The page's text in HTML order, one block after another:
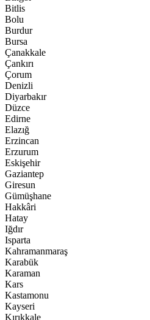
Bitlis
Bolu
Burdur
Bursa
Çanakkale
Çankırı
Çorum
Denizli
Diyarbakır
Düzce
Edirne
Elazığ
Erzincan
Erzurum
Eskişehir
Gaziantep
Giresun
Gümüşhane
Hakkâri
Hatay
Iğdır
Isparta
Kahramanmaraş
Karabük
Karaman
Kars
Kastamonu
Kayseri
Kırıkkale